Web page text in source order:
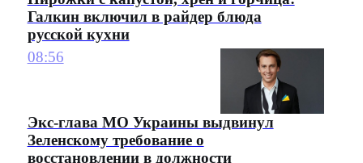
Галкин включил в райдер блюда
русской кухни
08:56
Экс-глава МО Украины выдвинул
Зеленскому требование о
восстановлении в должности